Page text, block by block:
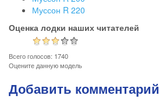
Муссон R 220
Оценка лодки наших читателей
Всего голосов: 1740
Оцените данную модель
Добавить комментарий